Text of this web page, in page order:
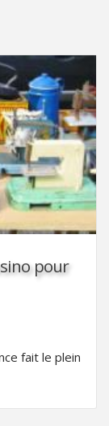
pour
fait le plein